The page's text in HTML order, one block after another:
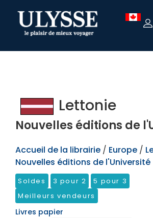
TEST
Lettonie
Nouvelles éditions de
Accueil de la librairie / Europe /
Nouvelles éditions de l'Université
Soldes 3 pour 2
5 pour 3
Meilleurs vendeurs
Livres papier